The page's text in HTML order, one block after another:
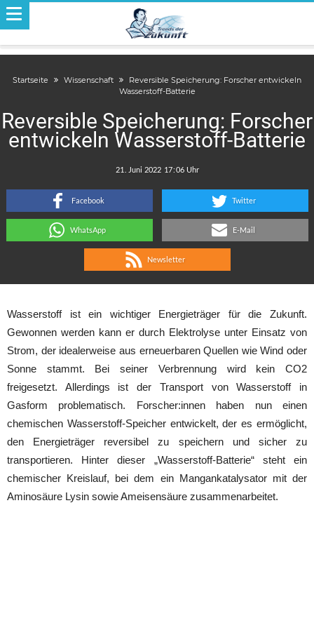
Startseite Wissenschaft
Reversible Speicherung: Forscher entwickeln
Wasserstoff-Batterie
Reversible Speicherung: Forscher
entwickeln Wasserstoff-Batterie
:
Facebook Twitter
WhatsApp E-Mail
Newsletter
Wasserstoff ist ein wichtiger Energieträger für die Zukunft.
Gewonnen werden kann er durch Elektrolyse unter Einsatz von
Strom, der idealerweise aus erneuerbaren Quellen wie Wind oder
Sonne stammt. Bei seiner Verbrennung wird kein CO2
freigesetzt. Allerdings ist der Transport von Wasserstoff in
Gasform problematisch. Forscher:innen haben nun einen
chemischen Wasserstoff-Speicher entwickelt, der es ermöglicht,
den Energieträger reversibel zu speichern und sicher zu
transportieren. Hinter dieser „Wasserstoff-Batterie“ steht ein
chemischer Kreislauf, bei dem ein Mangankatalysator mit der
Aminosäure Lysin sowie Ameisensäure zusammenarbeitet.